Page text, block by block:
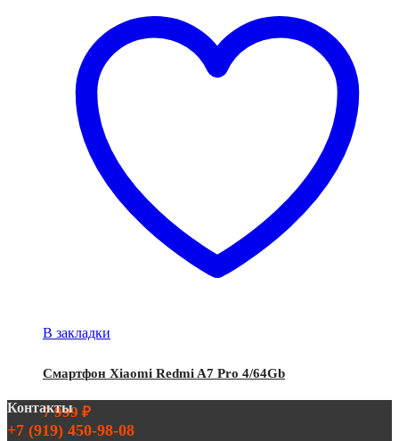
В закладки
Смартфон Xiaomi Redmi A7 Pro 4/64Gb
7 999 ₽
Контакты
+7 (919) 450-98-08